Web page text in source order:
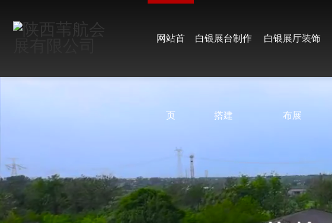
网站首
页
白银展台制作
搭建
白银展厅装饰
布展